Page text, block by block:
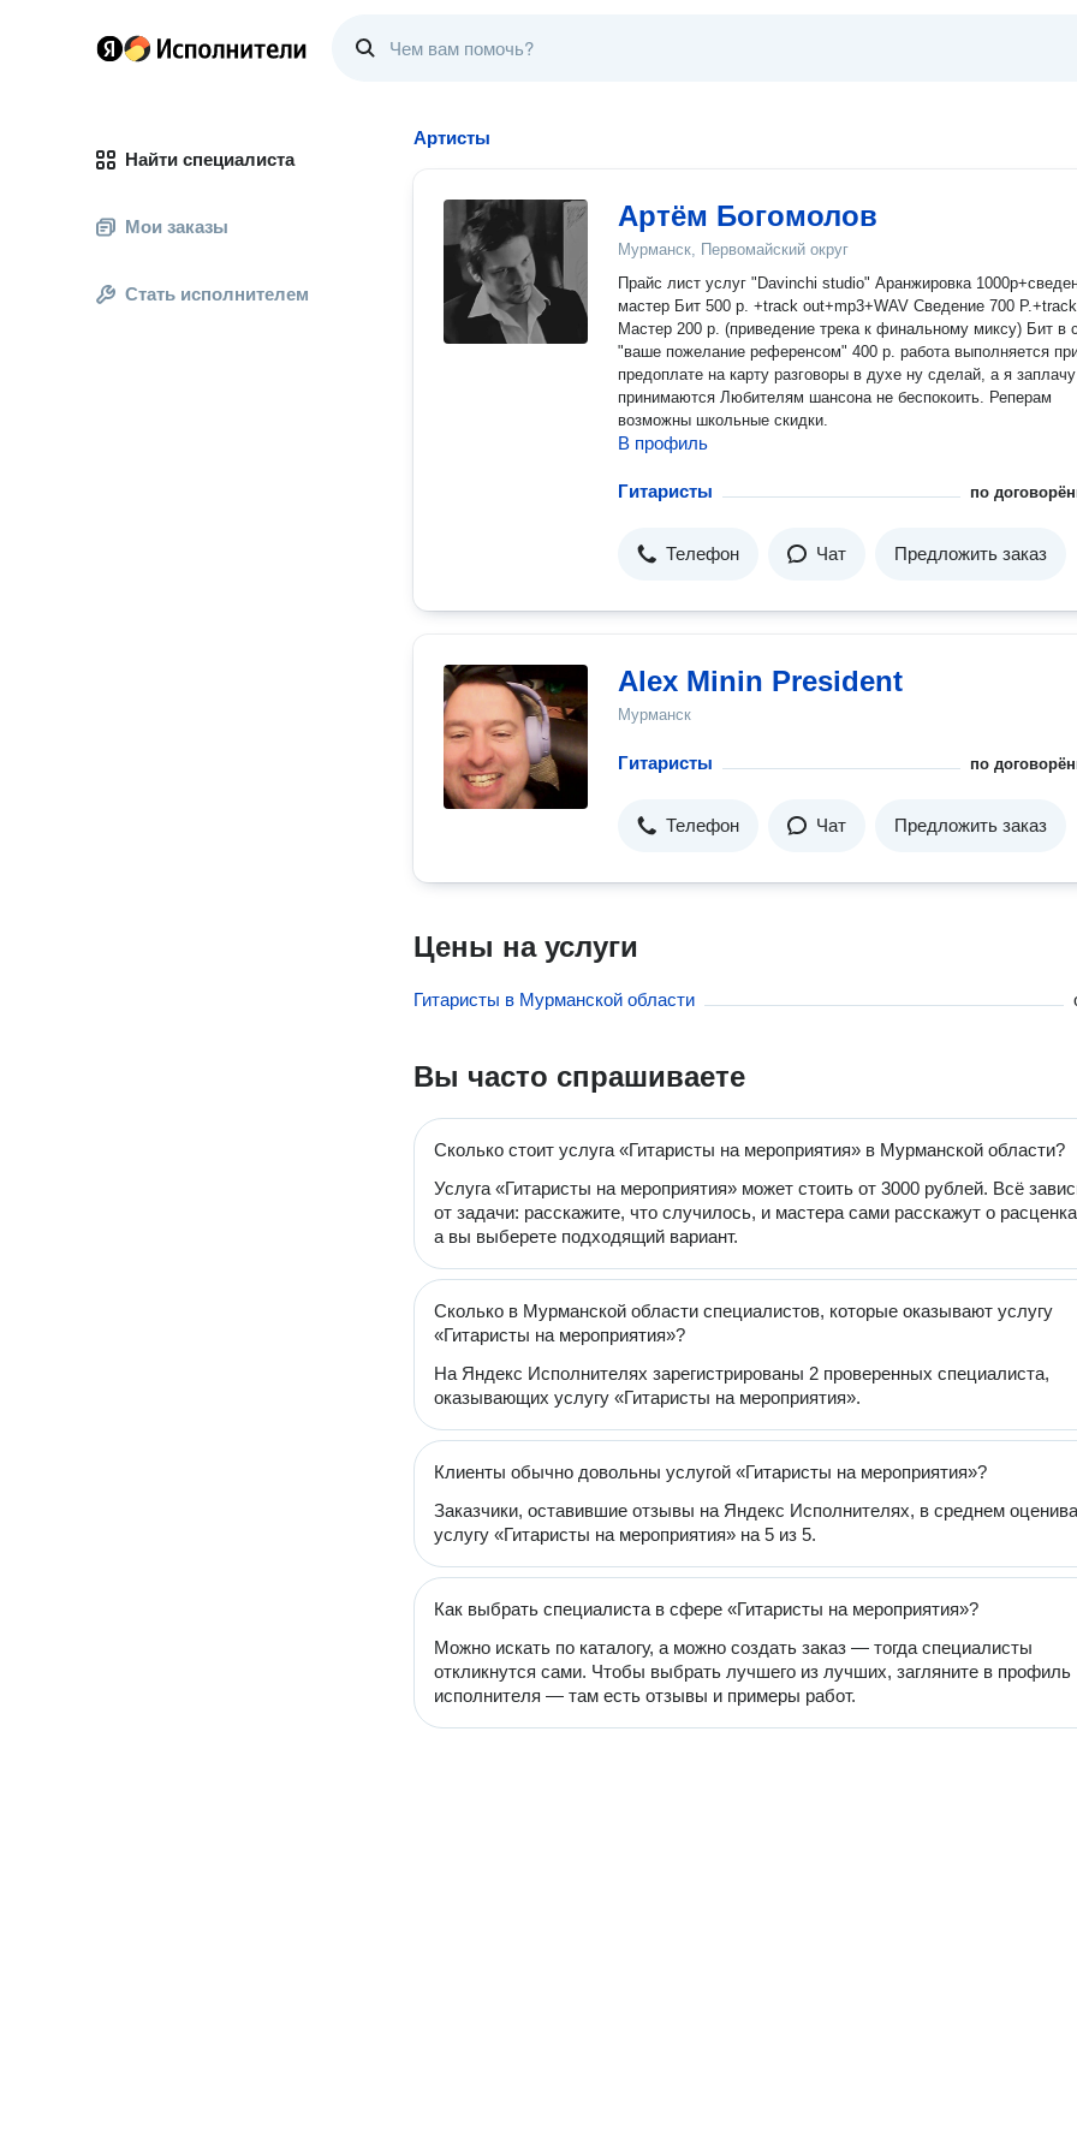
Найти специалиста
Мои заказы
Стать исполнителем
Артисты
Артём Богомолов
Мурманск, Первомайский округ
Прайс лист услуг "Davinchi studio" Аранжировка
мастер Бит 500 р. +track out+mp3+WAV Сведение 700
Мастер 200 р. (приведение трека к финальному миксу) Бит в
"ваше пожелание референсом" 400 р. работа выполняется при
предоплате на карту разговоры в духе ну сделай, а я
принимаются Любителям шансона не беспокоить. Реперам
возможны школьные скидки.
В профиль
Гитаристы по
Телефон Чат Предложить заказ
Alex Minin President
Мурманск
Гитаристы по
Телефон Чат Предложить заказ
Цены на услуги
Гитаристы в Мурманской области
Вы часто спрашиваете
Сколько стоит услуга «Гитаристы на мероприятия» в Мурманской области?
Услуга «Гитаристы на мероприятия» может стоить от 3000 рублей. Всё
от задачи: расскажите, что случилось, и мастера сами расскажут о
а вы выберете подходящий вариант.
Сколько в Мурманской области специалистов, которые оказывают услугу
«Гитаристы на мероприятия»?
На Яндекс Исполнителях зарегистрированы 2 проверенных специалиста,
оказывающих услугу «Гитаристы на мероприятия».
Клиенты обычно довольны услугой «Гитаристы на мероприятия»?
Заказчики, оставившие отзывы на Яндекс Исполнителях, в среднем
услугу «Гитаристы на мероприятия» на 5 из 5.
Как выбрать специалиста в сфере «Гитаристы на мероприятия»?
Можно искать по каталогу, а можно создать заказ — тогда специалисты
откликнутся сами. Чтобы выбрать лучшего из лучших, загляните в профиль
исполнителя — там есть отзывы и примеры работ.